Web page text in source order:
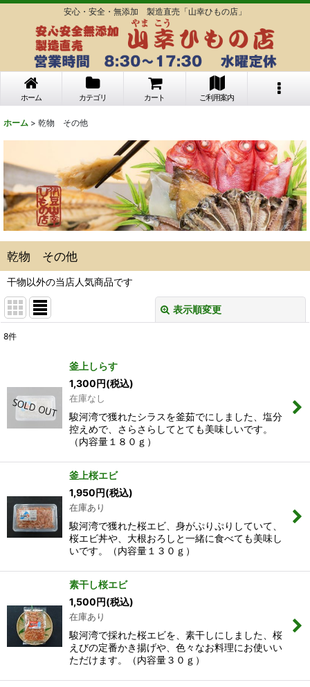
安心・安全・無添加 製造直売「山幸ひもの店」
ホーム カテゴリ カート ご利用案内
ホーム > 乾物 その他
乾物 その他
干物以外の当店人気商品です
表示順変更
並び順:
絞り込む
8件
釜上しらす
1,300円(税込)
在庫なし
駿河湾で獲れたシラスを釜茹でにしました、塩分
控えめで、さらさらしてとても美味しいです。
（内容量１８０ｇ）
釜上桜エビ
1,950円(税込)
在庫あり
駿河湾で獲れた桜エビ、身がぷりぷりしていて、
桜エビ丼や、大根おろしと一緒に食べても美味し
いです。（内容量１３０ｇ）
素干し桜エビ
1,500円(税込)
在庫あり
駿河湾で採れた桜エビを、素干しにしました、桜
えびの定番かき揚げや、色々なお料理にお使いい
ただけます。（内容量３０ｇ）